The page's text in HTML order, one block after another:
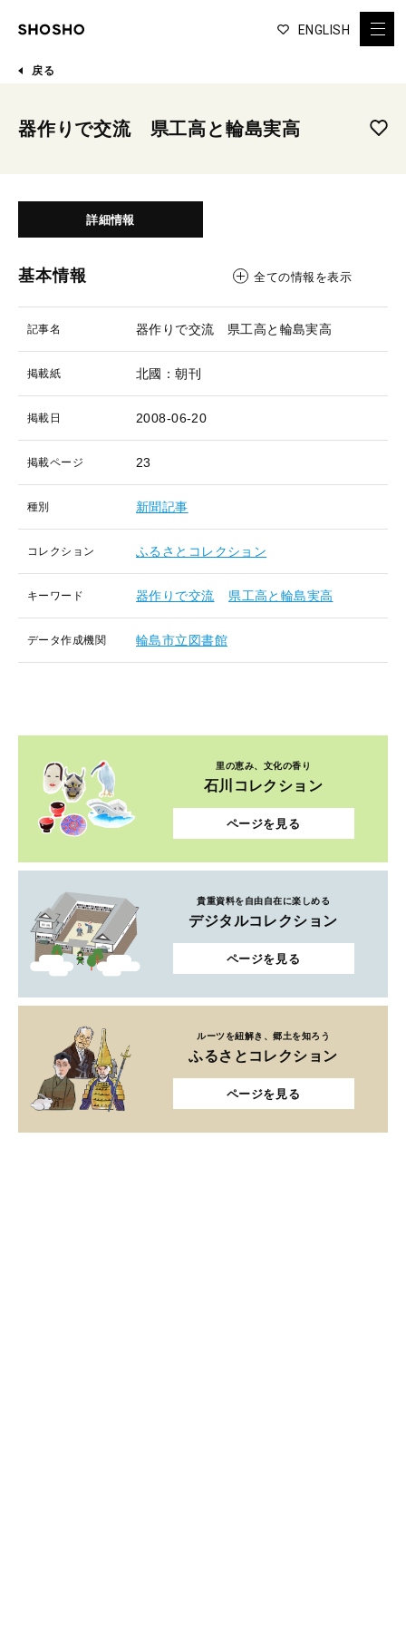
ENGLISH
戻る
器作りで交流 県工高と輪島実高
詳細情報
基本情報 全ての情報を表示
記事名 器作りで交流 県工高と輪島実高
掲載紙 北國：朝刊
掲載日 2008-06-20
掲載ページ 23
種別 新聞記事
コレクション ふるさとコレクション
キーワード 器作りで交流 県工高と輪島実高
データ作成機関 輪島市立図書館
里の恵み、文化の香り
石川コレクション
ページを見る
貴重資料を自由自在に楽しめる
デジタルコレクション
ページを見る
ルーツを紐解き、郷土を知ろう
ふるさとコレクション
ページを見る